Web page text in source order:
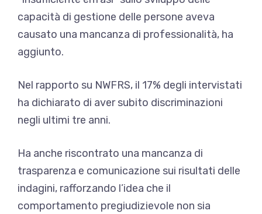
capacità di gestione delle persone aveva
causato una mancanza di professionalità, ha
aggiunto.
Nel rapporto su NWFRS, il 17% degli intervistati
ha dichiarato di aver subito discriminazioni
negli ultimi tre anni.
Ha anche riscontrato una mancanza di
trasparenza e comunicazione sui risultati delle
indagini, rafforzando l’idea che il
comportamento pregiudizievole non sia